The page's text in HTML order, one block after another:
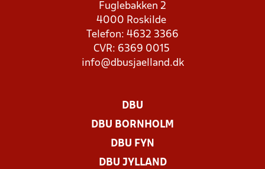
Fuglebakken 2
4000 Roskilde
Telefon: 4632 3366
CVR: 6369 0015
info@dbusjaelland.dk
DBU
DBU BORNHOLM
DBU FYN
DBU JYLLAND